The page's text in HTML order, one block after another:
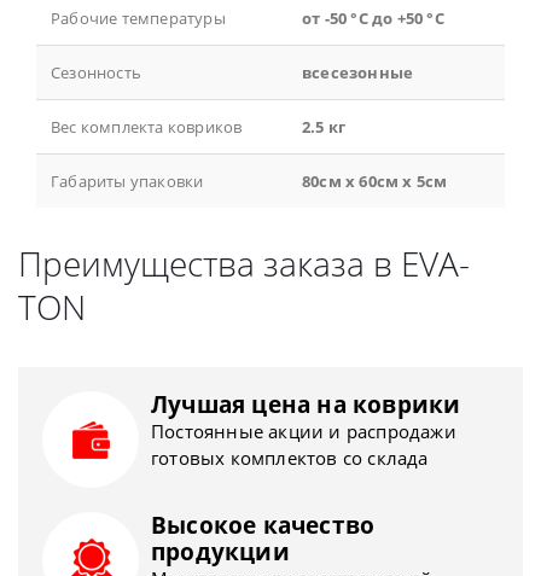
Рабочие температуры от -50 °С до +50 °С
Сезонность всесезонные
Вес комплекта ковриков 2.5 кг
Габариты упаковки 80см x 60см x 5см
Преимущества заказа в EVA-
TON
Лучшая цена на коврики
Постоянные акции и распродажи
готовых комплектов со склада
Высокое качество
продукции